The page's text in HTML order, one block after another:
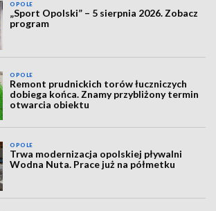
OPOLE
„Sport Opolski” – 5 sierpnia 2026. Zobacz
program
OPOLE
Remont prudnickich torów łuczniczych
dobiega końca. Znamy przybliżony termin
otwarcia obiektu
OPOLE
Trwa modernizacja opolskiej pływalni
Wodna Nuta. Prace już na półmetku